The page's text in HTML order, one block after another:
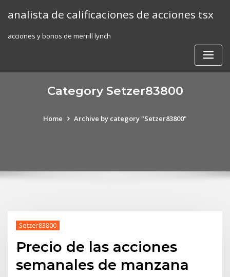
analista de calificaciones de acciones tsx
acciones y bonos de merrill lynch
Category Setzer83800
Home Archive by category "Setzer83800"
Setzer83800
Precio de las acciones
semanales de manzana